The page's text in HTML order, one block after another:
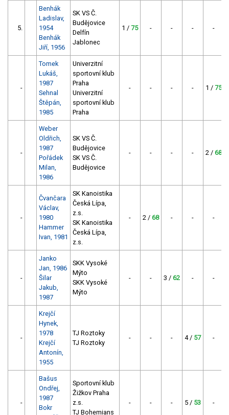
5.
Benhák
Ladislav,
1954
Benhák
Jiří, 1956
SK VS Č.
Budějovice
Delfín
Jablonec
1 / 75 - - - -
-
Tomek
Lukáš,
1987
Sehnal
Štěpán,
1985
Univerzitní
sportovní klub
Praha
Univerzitní
sportovní klub
Praha
- - - - 1 / 75
-
Weber
Oldřich,
1987
Pořádek
Milan,
1986
SK VS Č.
Budějovice
SK VS Č.
Budějovice
- - - - 2 / 68
-
Čvančara
Václav,
1980
Hammer
Ivan, 1981
SK Kanoistika
Česká Lípa,
z.s.
SK Kanoistika
Česká Lípa,
z.s.
- 2 / 68 - - -
-
Janko
Jan, 1986
Šilar
Jakub,
1987
SKK Vysoké
Mýto
SKK Vysoké
Mýto
- - 3 / 62 - -
-
Krejčí
Hynek,
1978
Krejčí
Antonín,
1955
TJ Roztoky
TJ Roztoky
- - - 4 / 57 -
-
Bašus
Ondřej,
1987
Bokr
Sportovní klub
Žižkov Praha
z.s.
TJ Bohemians
- - - 5 / 53 -